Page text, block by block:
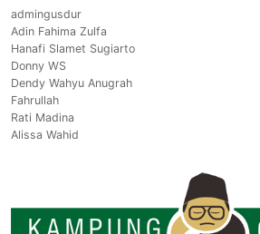
admingusdur
Adin Fahima Zulfa
Hanafi Slamet Sugiarto
Donny WS
Dendy Wahyu Anugrah
Fahrullah
Rati Madina
Alissa Wahid